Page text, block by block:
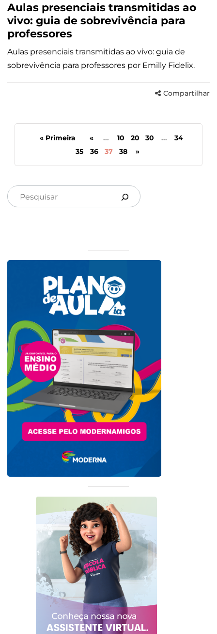
Aulas presenciais transmitidas ao
vivo: guia de sobrevivência para
professores
Aulas presenciais transmitidas ao vivo: guia de
sobrevivência para professores por Emilly Fidelix.
Compartilhar
« Primeira « ... 10 20 30 ...
34
35
36 37 38 »